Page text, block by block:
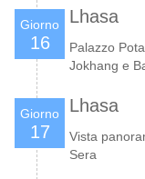
Giorno
16
Lhasa
Palazzo
Jokhang e
Giorno
17
Lhasa
Vista
Sera